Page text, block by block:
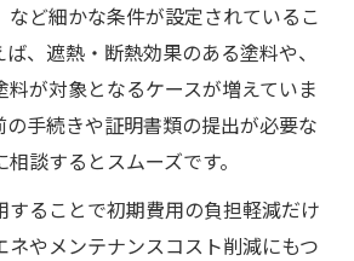
など細かな条件が設定されているこ
、遮熱・断熱効果のある塗料や、
が対象となるケースが増えていま
の手続きや証明書類の提出が必要な
談するとスムーズです。
することで初期費用の負担軽減だけ
ネやメンテナンスコスト削減にもつ